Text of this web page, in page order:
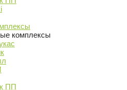
комплексы
ПП